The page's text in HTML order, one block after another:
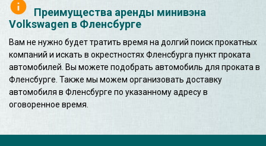
Преимущества аренды минивэна
Volkswagen в Фленсбурге
Вам не нужно будет тратить время на долгий поиск прокатных
компаний и искать в окрестностях Фленсбурга пункт проката
автомобилей. Вы можете подобрать автомобиль для проката в
Фленсбурге. Также мы можем организовать доставку
автомобиля в Фленсбурге по указанному адресу в
оговоренное время.